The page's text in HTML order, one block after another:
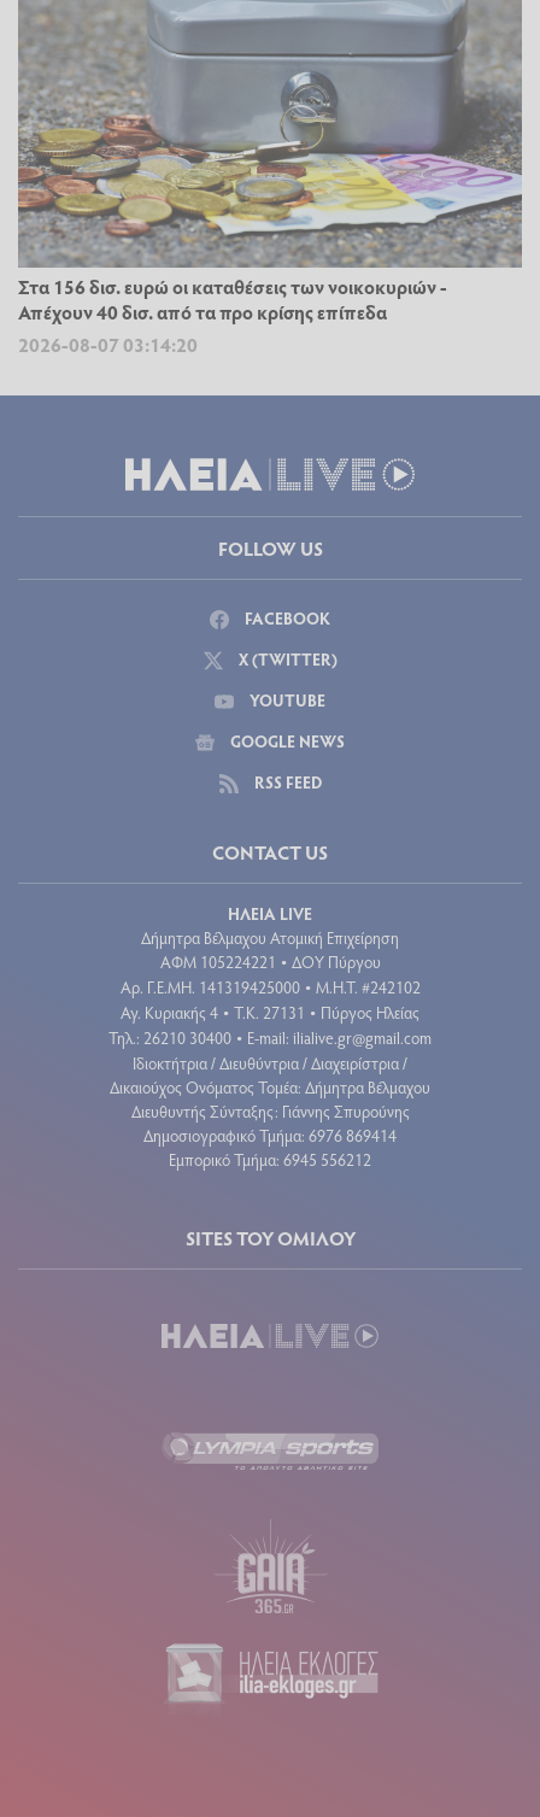
Στα 156 δισ. ευρώ οι καταθέσεις των νοικοκυριών -
Απέχουν 40 δισ. από τα προ κρίσης επίπεδα
2026-08-07 03:14:20
FOLLOW US
FACEBOOK
X (TWITTER)
YOUTUBE
GOOGLE NEWS
RSS FEED
CONTACT US
ΗΛΕΙΑ LIVE
Δήμητρα Βέλμαχου Ατομική Επιχείρηση
ΑΦΜ 105224221 • ΔΟΥ Πύργου
Aρ. Γ.Ε.ΜΗ. 141319425000 • Μ.Η.Τ. #242102
Αγ. Κυριακής 4 • Τ.Κ. 27131 • Πύργος Ηλείας
Τηλ.: 26210 30400 • E-mail: ilialive.gr@gmail.com
Ιδιοκτήτρια / Διευθύντρια / Διαχειρίστρια /
Δικαιούχος Ονόματος Τομέα: Δήμητρα Βέλμαχου
Διευθυντής Σύνταξης: Γιάννης Σπυρούνης
Δημοσιογραφικό Τμήμα: 6976 869414
Εμπορικό Τμήμα: 6945 556212
SITES ΤΟΥ ΟΜΙΛΟΥ